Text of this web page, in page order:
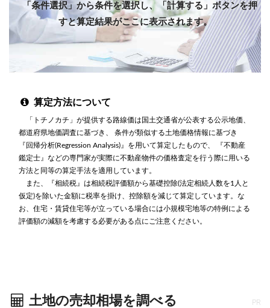
「条件選択」から条件を選択し、「計算する」ボタンを押
すと算定結果がここに表示されます。
算定方法について
「トチノカチ」が提供する路線価は国土交通省が公表する公示地価、
都道府県地価調査に基づき、 条件が類似する土地価格情報に基づき
『回帰分析(Regression Analysis)』を用いて算定したもので、 『不動産
鑑定士』などの専門家が実際に不動産物件の価格査定を行う際に用いる
方法と同等の算定手法を適用しています。
また、『相続税』は相続税評価額から基礎控除(法定相続人数を1人と
仮定)を除いた金額に税率を掛け、控除額を減じて算定しています。な
お、住宅・賃貸住宅等が立っている場合には小規模宅地等の特例による
評価額の減額を考慮する必要がある点にご注意ください。
土地の売却相場を調べる PR